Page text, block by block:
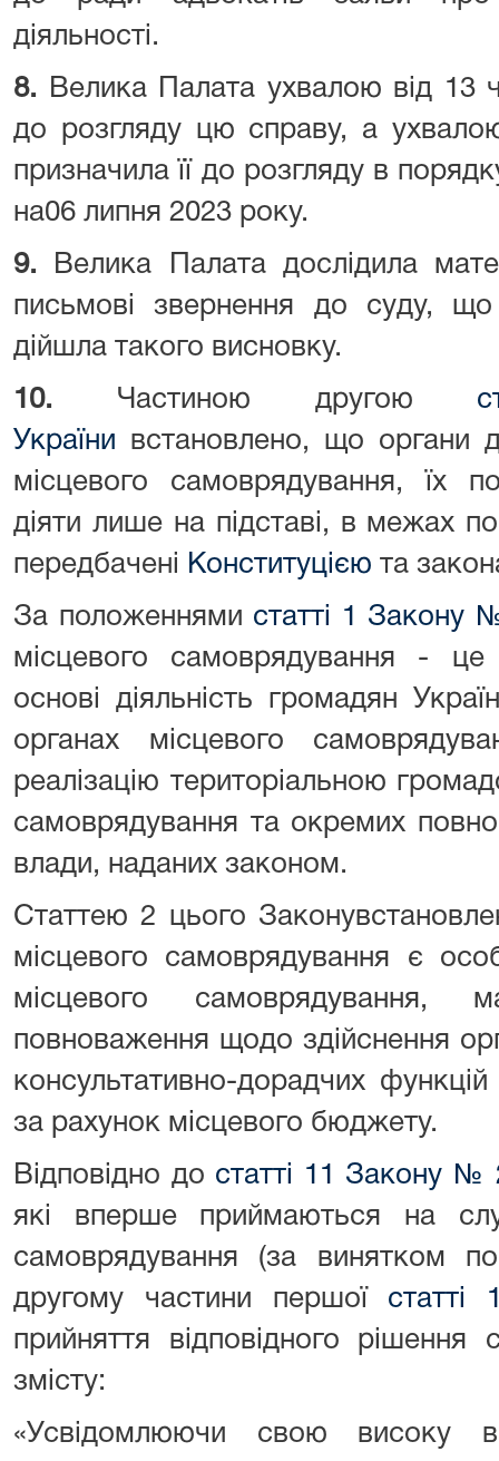
діяльності.
8. Велика Палата ухвалою від 13
до розгляду цю справу, а
призначила її до розгляду в
на06 липня 2023 року.
9.
Велика Палата дослідила
письмові звернення до суду, що
дійшла такого висновку.
10. Частиною другою
України встановлено, що органи
місцевого самоврядування, їх
діяти лише на підставі, в межах
передбачені Конституцією та
За положеннями статті 1 Закону
місцевого самоврядування - це
основі діяльність громадян
органах місцевого
реалізацію територіальною
самоврядування та окремих
влади, наданих законом.
Статтею 2 цього
місцевого самоврядування є
місцевого самоврядування,
повноваження щодо здійснення
консультативно-дорадчих
за рахунок місцевого бюджету.
Відповідно до статті 11 Закону №
які вперше приймаються на
самоврядування (за винятком
другому частини першої статті
прийняття відповідного
змісту:
«Усвідомлюючи свою високу